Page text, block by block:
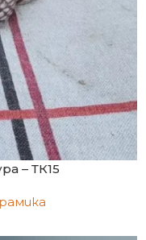
– ТК15